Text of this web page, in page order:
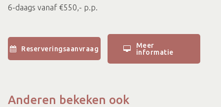
6-daags vanaf €550,- p.p.
Reserveringsaanvraag
Meer
informatie
Anderen bekeken ook